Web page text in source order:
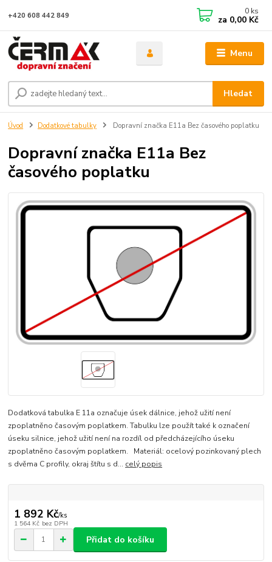
Menu
Hledat
+420 608 442 849 0 ks
za 0,00 Kč
Úvod Dodatkové tabulky Dopravní značka E11a Bez časového poplatku
Dopravní značka E11a Bez
časového poplatku
Dodatková tabulka E 11a označuje úsek dálnice, jehož užití není
zpoplatněno časovým poplatkem. Tabulku lze použít také k označení
úseku silnice, jehož užití není na rozdíl od předcházejícího úseku
zpoplatněno časovým poplatkem. Materiál: ocelový pozinkovaný plech
s dvěma C profily, okraj štítu s d... celý popis
1 892 Kč/ks
1 564 Kč bez DPH
Přidat do košíku